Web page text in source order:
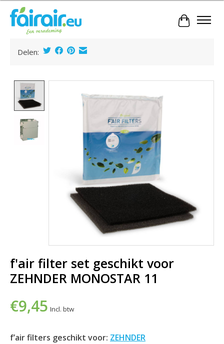
Delen:
f'air filter set geschikt voor
ZEHNDER MONOSTAR 11
€9,45 Incl. btw
f’air filters geschikt voor: ZEHNDER